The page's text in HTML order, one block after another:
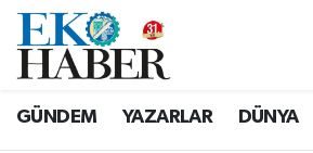
GÜNDEM YAZARLAR DÜNYA
Hava Durumu